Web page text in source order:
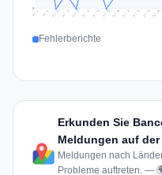
Jul 8 Jul 9 Jul 10 Jul 11 Jul 12 Jul 13 Jul 14 Jul 15 Jul 16 Jul 17 Jul 18 Jul 19 Jul 20
Fehlerberichte
Erkunden Sie
Meldungen auf
Meldungen nach
Probleme auftreten. —